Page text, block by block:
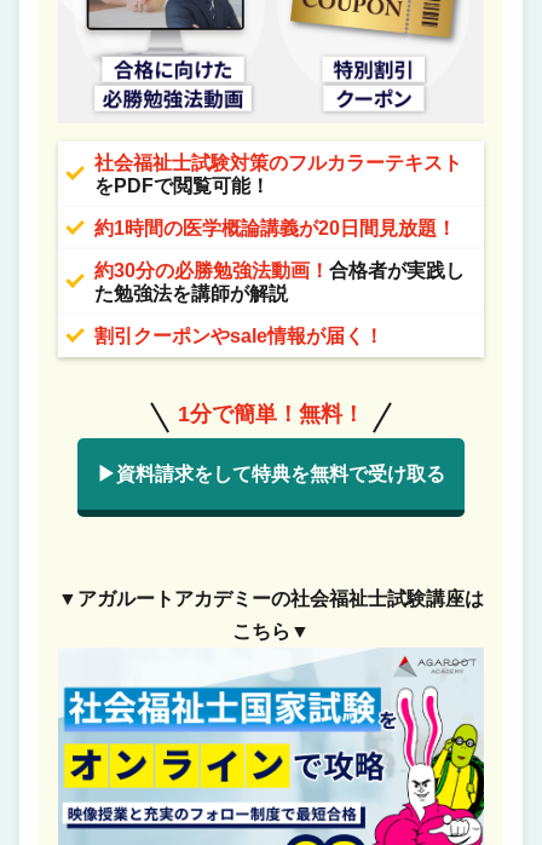
社会福祉士試験対策のフルカラーテキスト
をPDFで閲覧可能！
約1時間の医学概論講義が20日間見放題！
約30分の必勝勉強法動画！ 合格者が実践し
た勉強法を講師が解説
割引クーポンやsale情報が届く！
1分で簡単！無料！
▶資料請求をして特典を無料で受け取る
▼アガルートアカデミーの社会福祉士試験講座は
こちら▼